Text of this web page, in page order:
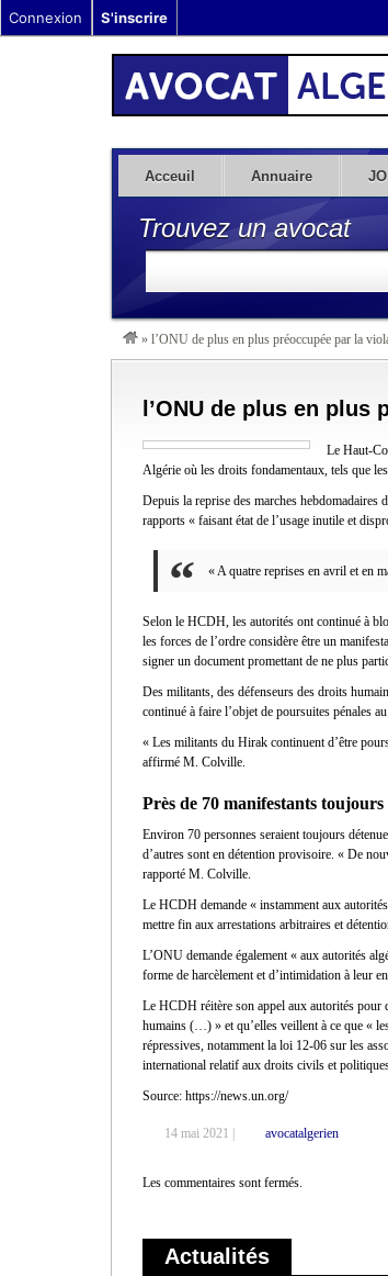
Acceuil Annuaire JO
Trouvez un avocat
» l’ONU de plus en plus préoccupée par la
l’ONU de plus en
Le Haut-
Algérie où les droits fondamentaux, tels que
Depuis la reprise des marches
rapports « faisant état de l’usage inutile et
« A quatre reprises en avril et en
Selon le HCDH, les autorités ont continué à
les forces de l’ordre considère être un
signer un document promettant de ne plus
Des militants, des défenseurs des droits
continué à faire l’objet de poursuites pénales
« Les militants du Hirak continuent d’être
affirmé M. Colville.
Près de 70 manifestants toujours
Environ 70 personnes seraient toujours
d’autres sont en détention provisoire. « De
rapporté M. Colville.
Le HCDH demande « instamment aux
mettre fin aux arrestations arbitraires et
L’ONU demande également « aux autorités
forme de harcèlement et d’intimidation à leur
Le HCDH réitère son appel aux autorités pour
humains (…) » et qu’elles veillent à ce que «
répressives, notamment la loi 12-06 sur les
international relatif aux droits civils et
Source: https://news.un.org/
14 mai 2021 | avocatalgerien
Les commentaires sont fermés.
Actualités
Connexion S'inscrire